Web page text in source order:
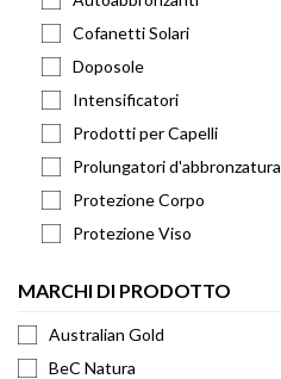
Cofanetti Solari
Doposole
Intensificatori
Prodotti per Capelli
Prolungatori d'abbronzatura
Protezione Corpo
Protezione Viso
MARCHI DI PRODOTTO
Australian Gold
BeC Natura